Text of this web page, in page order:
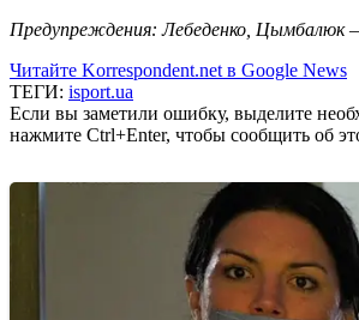
Предупреждения: Лебеденко,
Читайте Korrespondent.net в Google News
ТЕГИ: isport.ua
Если вы заметили ошибку, выделите
нажмите Ctrl+Enter, чтобы сообщить об